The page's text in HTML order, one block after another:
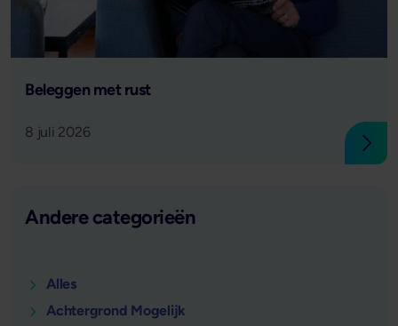
Lees verder
Beleggen met rust
8 juli 2026
Andere categorieën
Alles
Achtergrond Mogelijk